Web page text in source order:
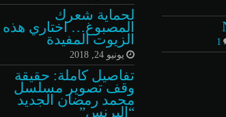
1
لحماية شعرك
المصبوغ… اختاري هذه
الزيوت المفيدة
يونيو 24, 2018
تفاصيل كاملة: حقيقة
وقف تصوير مسلسل
محمد رمضان الجديد
“البرنس”